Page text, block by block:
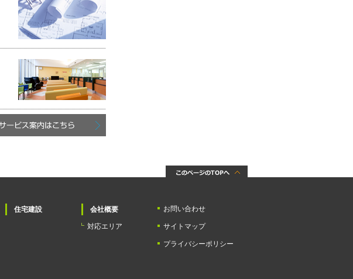
住宅建設 会社概要
対応エリア
お問い合わせ
サイトマップ
プライバシーポリシー